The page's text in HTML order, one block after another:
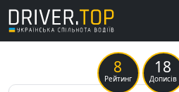
8
Рейтинг
18
Дописів
Previous